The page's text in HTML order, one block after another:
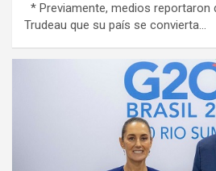
* Previamente, medios reportaron
Trudeau que su país se convierta…